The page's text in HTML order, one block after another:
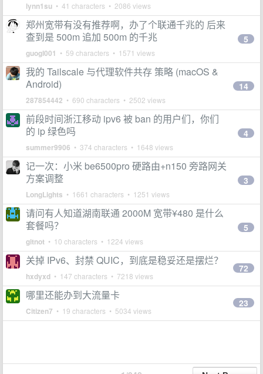
lynn1su • 41 characters • 2086 views
郑州宽带有没有推荐啊，办了个联通千兆的 后来
查到是 500m 追加 500m 的千兆
guogl001 • 59 characters • 1571 views
5
我的 Tailscale 与代理软件共存 策略 (macOS &
Android)
287854442 • 690 characters • 2502 views
14
前段时间浙江移动 ipv6 被 ban 的用户们，你们
的 ip 绿色吗
summer9906 • 374 characters • 1648 views
4
记一次：小米 be6500pro 硬路由+n150 旁路网关
方案调整
LongLights • 1661 characters • 1251 views
3
请问有人知道湖南联通 2000M 宽带¥480 是什么
套餐吗？
gitnot • 10 characters • 1224 views
5
关掉 IPv6、封禁 QUIC，到底是稳妥还是摆烂？
hxdyxd • 147 characters • 7218 views
72
哪里还能办到大流量卡
Citizen7 • 19 characters • 5034 views
23